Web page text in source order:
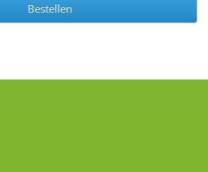
Bestellen